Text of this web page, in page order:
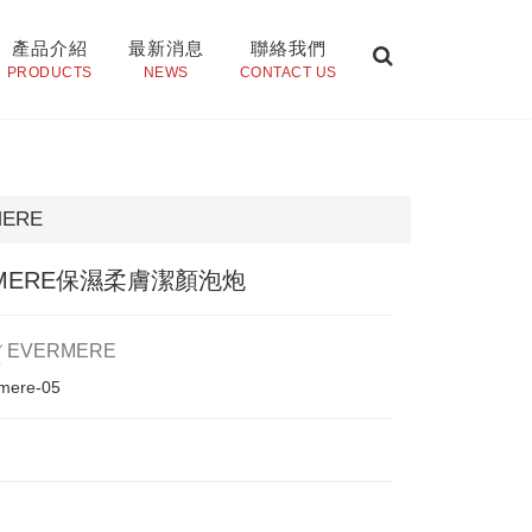
產品介紹
PRODUCTS
最新消息
NEWS
聯絡我們
CONTACT US
保濕柔膚潔顏泡炮
EVERMERE
05